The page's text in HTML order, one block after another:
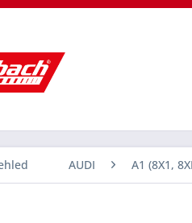
AUDI A1 (8X1,